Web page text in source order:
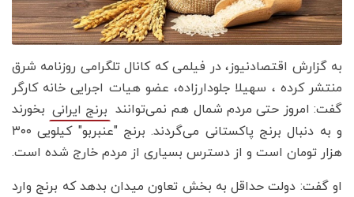
به گزارش اقتصادنیوز، در فیلمی که کانال تلگرامی روزنامه شرق
منتشر کرده ، سهیلا جلودارزاده، عضو هیات اجرایی خانه کارگر
گفت: امروز حتی مردم شمال هم نمی‌توانند برنج ایرانی بخورند
و به دنبال برنج پاکستانی می‌گردند. برنج "عنبربو" کیلویی ۳۰۰
هزار تومان است و از دسترس بسیاری از مردم خارج شده است.
او گفت: دولت حداقل به بخش تعاون میدان بدهد که برنج وارد